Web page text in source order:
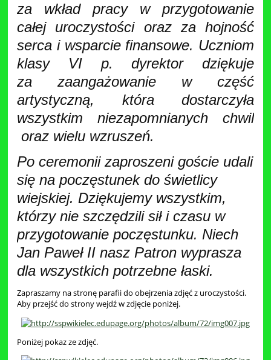
za wkład pracy w przygotowanie
całej uroczystości oraz za hojność
serca i wsparcie finansowe. Uczniom
klasy VI p. dyrektor dziękuje
za zaangażowanie w część
artystyczną, która dostarczyła
wszystkim niezapomnianych chwil
oraz wielu wzruszeń.
Po ceremonii zaproszeni goście udali
się na poczęstunek do świetlicy
wiejskiej. Dziękujemy wszystkim,
którzy nie szczędzili sił i czasu w
przygotowanie poczęstunku. Niech
Jan Paweł II nasz Patron wyprasza
dla wszystkich potrzebne łaski.
Zapraszamy na stronę parafii do obejrzenia zdjęć z uroczystości.
Aby przejść do strony wejdź w zdjęcie poniżej.
Poniżej pokaz ze zdjęć.